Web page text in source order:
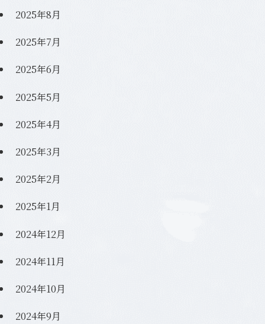
2025年8月
2025年7月
2025年6月
2025年5月
2025年4月
2025年3月
2025年2月
2025年1月
2024年12月
2024年11月
2024年10月
2024年9月